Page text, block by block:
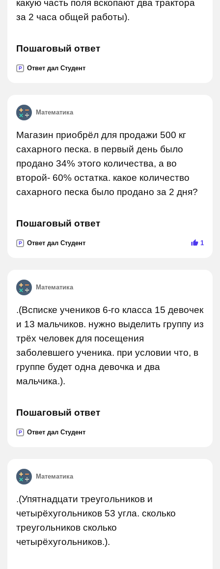
какую часть поля вскопают два трактора
за 2 часа общей работы).
Пошаговый ответ
P Ответ дал Студент
Математика
Магазин приобрёл для продажи 500 кг
сахарного песка. в первый день было
продано 34% этого количества, а во
второй- 60% остатка. какое количество
сахарного песка было продано за 2 дня?
Пошаговый ответ
P Ответ дал Студент 1
Математика
.(Всписке учеников 6-го класса 15 девочек
и 13 мальчиков. нужно выделить группу из
трёх человек для посещения
заболевшего ученика. при условии что, в
группе будет одна девочка и два
мальчика.).
Пошаговый ответ
P Ответ дал Студент
Математика
.(Упятнадцати треугольников и
четырёхугольников 53 угла. сколько
треугольников сколько
четырёхугольников.).